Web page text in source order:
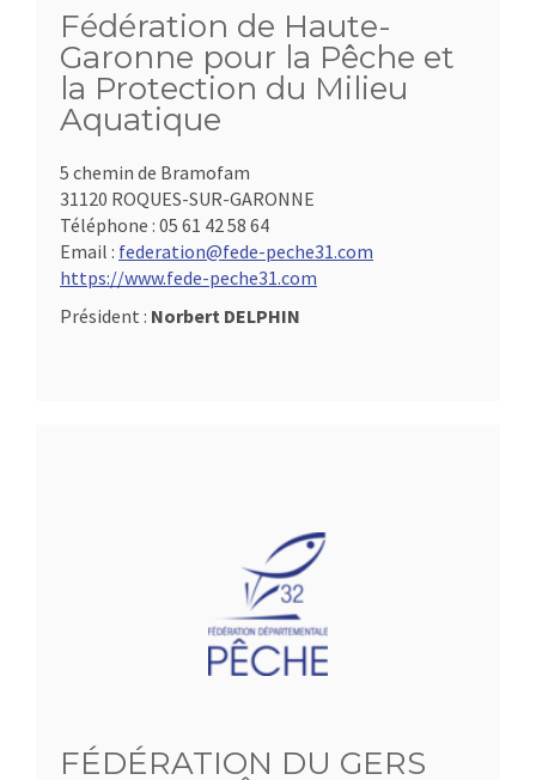
Fédération de Haute-
Garonne pour la Pêche et
la Protection du Milieu
Aquatique
5 chemin de Bramofam
31120 ROQUES-SUR-GARONNE
Téléphone : 05 61 42 58 64
Email : federation@fede-peche31.com
https://www.fede-peche31.com
Président : Norbert DELPHIN
FÉDÉRATION DU GERS